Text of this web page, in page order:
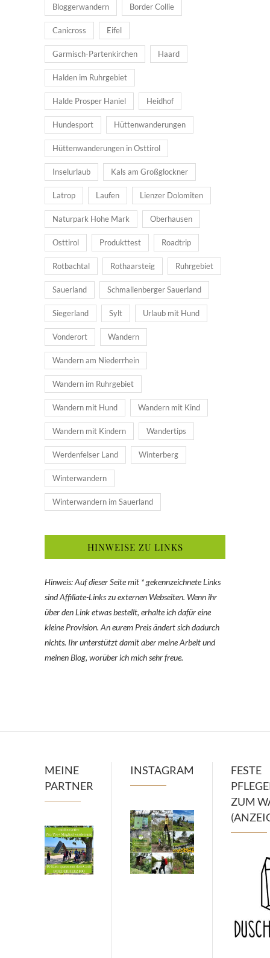
Bloggerwandern Border Collie
Canicross Eifel
Garmisch-Partenkirchen Haard
Halden im Ruhrgebiet
Halde Prosper Haniel Heidhof
Hundesport Hüttenwanderungen
Hüttenwanderungen in Osttirol
Inselurlaub Kals am Großglockner
Latrop Laufen Lienzer Dolomiten
Naturpark Hohe Mark Oberhausen
Osttirol Produkttest Roadtrip
Rotbachtal Rothaarsteig Ruhrgebiet
Sauerland Schmallenberger Sauerland
Siegerland Sylt Urlaub mit Hund
Vonderort Wandern
Wandern am Niederrhein
Wandern im Ruhrgebiet
Wandern mit Hund Wandern mit Kind
Wandern mit Kindern Wandertips
Werdenfelser Land Winterberg
Winterwandern
Winterwandern im Sauerland
HINWEISE ZU LINKS
Hinweis: Auf dieser Seite mit * gekennzeichnete Links
sind Affiliate-Links zu externen Webseiten. Wenn ihr
über den Link etwas bestellt, erhalte ich dafür eine
kleine Provision. An eurem Preis ändert sich dadurch
nichts. Ihr unterstützt damit aber meine Arbeit und
meinen Blog, worüber ich mich sehr freue.
MEINE
PARTNER
INSTAGRAM
FESTE
ZUM